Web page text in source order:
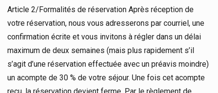
Article 2/Formalités de réservation Après réception de
votre réservation, nous vous adresserons par courriel, une
confirmation écrite et vous invitons à régler dans un délai
maximum de deux semaines (mais plus rapidement s’il
s’agit d’une réservation effectuée avec un préavis moindre)
un acompte de 30 % de votre séjour. Une fois cet acompte